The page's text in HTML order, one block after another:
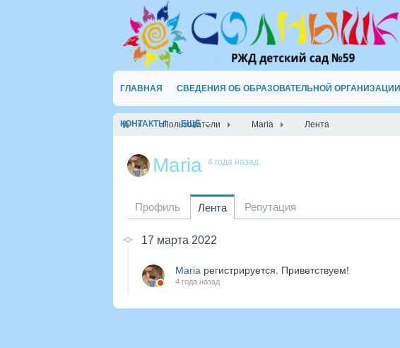
ГЛАВНАЯ СВЕДЕНИЯ ОБ ОБРАЗОВАТЕЛЬНОЙ ОРГАНИЗАЦИИ
КОНТАКТЫ ЕЩЁ
Пользователи Maria Лента
Maria 4 года назад
Профиль Лента Репутация
17 марта 2022
Maria регистрируется. Приветствуем!
4 года назад